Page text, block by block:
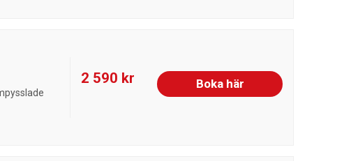
2 590 kr Boka här